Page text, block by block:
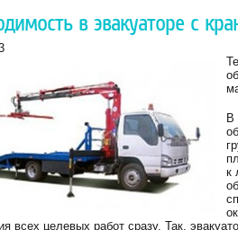
в эвакуаторе с
В
к
всех целевых работ сразу. Так,